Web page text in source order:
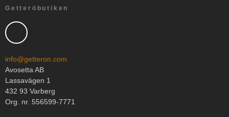
Getteröbutiken
info@getteron.com
Avosetta AB
Lassavägen 1
432 93 Varberg
Org. nr. 556599-7771